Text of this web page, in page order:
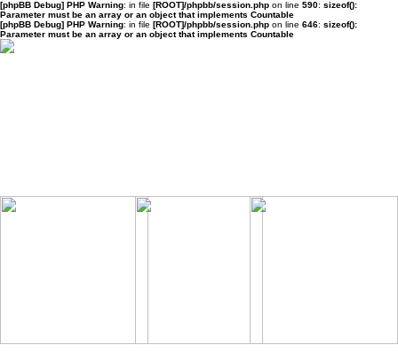
[phpBB Debug] PHP Warning: in file [ROOT]/phpbb/session.php on line 590: sizeof():
Parameter must be an array or an object that implements Countable
[phpBB Debug] PHP Warning: in file [ROOT]/phpbb/session.php on line 646: sizeof():
Parameter must be an array or an object that implements Countable